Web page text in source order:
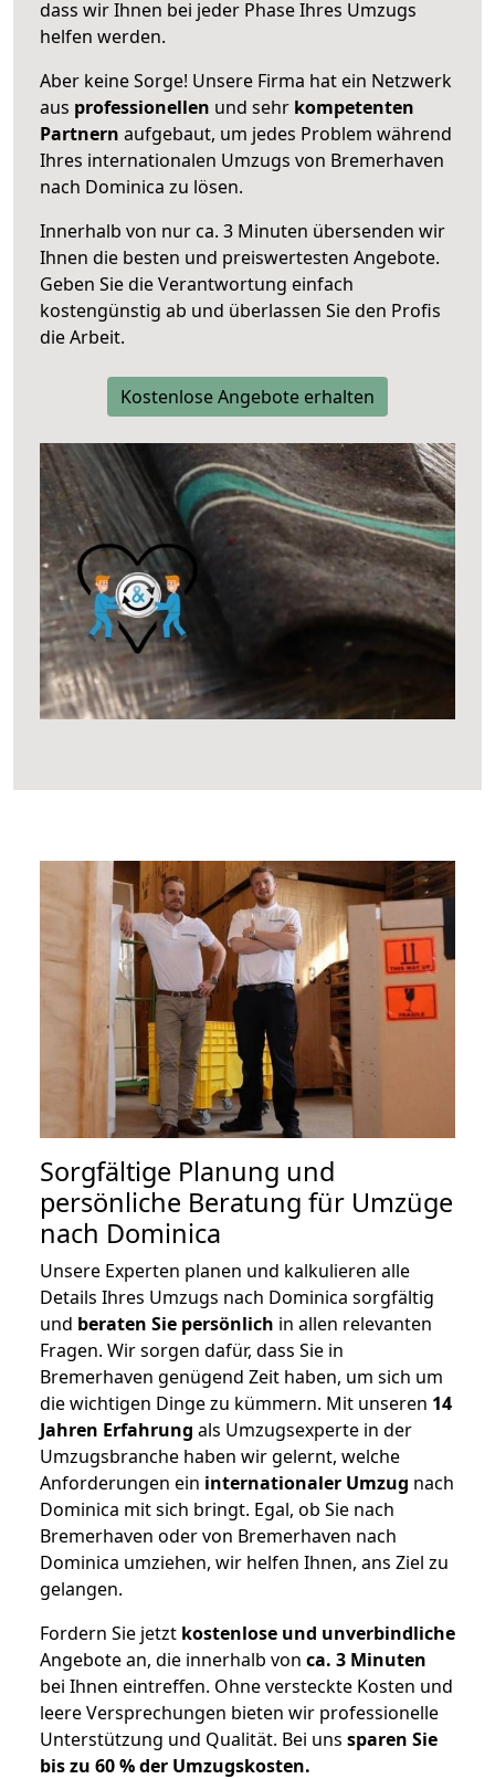
dass wir Ihnen bei jeder Phase Ihres Umzugs
helfen werden.
Aber keine Sorge! Unsere Firma hat ein Netzwerk
aus professionellen und sehr kompetenten
Partnern aufgebaut, um jedes Problem während
Ihres internationalen Umzugs von Bremerhaven
nach Dominica zu lösen.
Innerhalb von nur ca. 3 Minuten übersenden wir
Ihnen die besten und preiswertesten Angebote.
Geben Sie die Verantwortung einfach
kostengünstig ab und überlassen Sie den Profis
die Arbeit.
Kostenlose Angebote erhalten
Sorgfältige Planung und
persönliche Beratung für Umzüge
nach Dominica
Unsere Experten planen und kalkulieren alle
Details Ihres Umzugs nach Dominica sorgfältig
und beraten Sie persönlich in allen relevanten
Fragen. Wir sorgen dafür, dass Sie in
Bremerhaven genügend Zeit haben, um sich um
die wichtigen Dinge zu kümmern. Mit unseren 14
Jahren Erfahrung als Umzugsexperte in der
Umzugsbranche haben wir gelernt, welche
Anforderungen ein internationaler Umzug nach
Dominica mit sich bringt. Egal, ob Sie nach
Bremerhaven oder von Bremerhaven nach
Dominica umziehen, wir helfen Ihnen, ans Ziel zu
gelangen.
Fordern Sie jetzt kostenlose und unverbindliche
Angebote an, die innerhalb von ca. 3 Minuten
bei Ihnen eintreffen. Ohne versteckte Kosten und
leere Versprechungen bieten wir professionelle
Unterstützung und Qualität. Bei uns sparen Sie
bis zu 60 % der Umzugskosten.